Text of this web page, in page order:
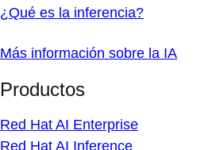
¿Qué es la inferencia?
Más información sobre la IA
Productos
Red Hat AI Enterprise
Red Hat AI Inference